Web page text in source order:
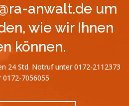
anwalt.de um
wie wir Ihnen
können.
24 Std. Notruf unter 0172-2112373
0172-7056055